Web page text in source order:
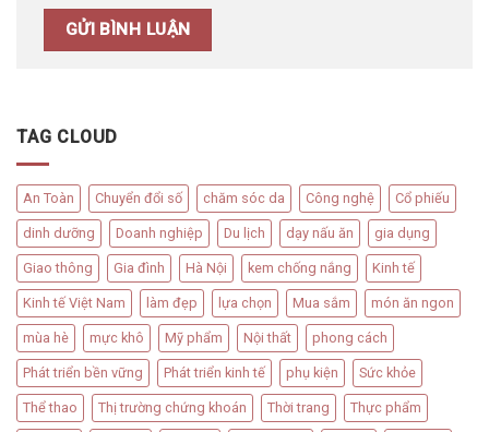
TAG CLOUD
An Toàn Chuyển đổi số chăm sóc da Công nghệ Cổ phiếu
dinh dưỡng Doanh nghiệp Du lịch dạy nấu ăn gia dụng
Giao thông Gia đình Hà Nội kem chống nắng Kinh tế
Kinh tế Việt Nam làm đẹp lựa chọn Mua sắm món ăn ngon
mùa hè mực khô Mỹ phẩm Nội thất phong cách
Phát triển bền vững Phát triển kinh tế phụ kiện Sức khỏe
Thể thao Thị trường chứng khoán Thời trang Thực phẩm